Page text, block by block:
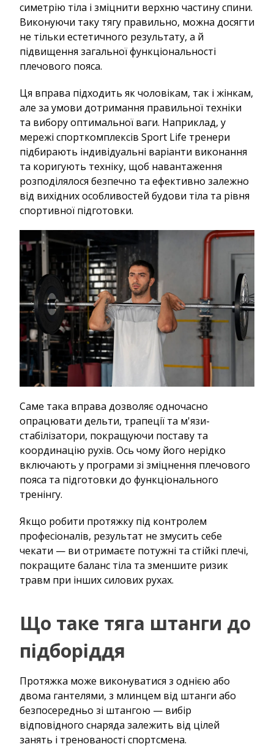
симетрію тіла і зміцнити верхню частину спини.
Виконуючи таку тягу правильно, можна досягти
не тільки естетичного результату, а й
підвищення загальної функціональності
плечового пояса.
Ця вправа підходить як чоловікам, так і жінкам,
але за умови дотримання правильної техніки
та вибору оптимальної ваги. Наприклад, у
мережі спорткомплексів Sport Life тренери
підбирають індивідуальні варіанти виконання
та коригують техніку, щоб навантаження
розподілялося безпечно та ефективно залежно
від вихідних особливостей будови тіла та рівня
спортивної підготовки.
Саме така вправа дозволяє одночасно
опрацювати дельти, трапеції та м'язи-
стабілізатори, покращуючи поставу та
координацію рухів. Ось чому його нерідко
включають у програми зі зміцнення плечового
пояса та підготовки до функціонального
тренінгу.
Якщо робити протяжку під контролем
професіоналів, результат не змусить себе
чекати — ви отримаєте потужні та стійкі плечі,
покращите баланс тіла та зменшите ризик
травм при інших силових рухах.
Що таке тяга штанги до
підборіддя
Протяжка може виконуватися з однією або
двома гантелями, з млинцем від штанги або
безпосередньо зі штангою — вибір
відповідного снаряда залежить від цілей
занять і тренованості спортсмена.